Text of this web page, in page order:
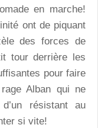
en marche!
ont de piquant
des forces de
tour derrière les
pour faire
Alban qui ne
résistant au
si vite!